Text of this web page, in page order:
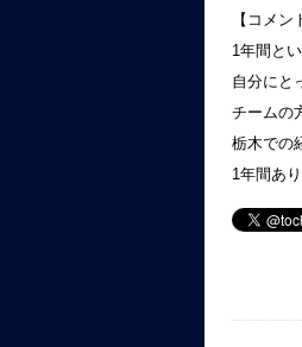
【コメン
1年間と
自分にと
チームの
栃木での
1年間あ